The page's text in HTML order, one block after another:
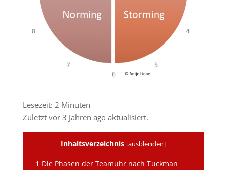
Lesezeit: 2 Minuten
Zuletzt vor 3 Jahren ago aktualisiert.
Inhaltsverzeichnis [ausblenden]
1 Die Phasen der Teamuhr nach Tuckman